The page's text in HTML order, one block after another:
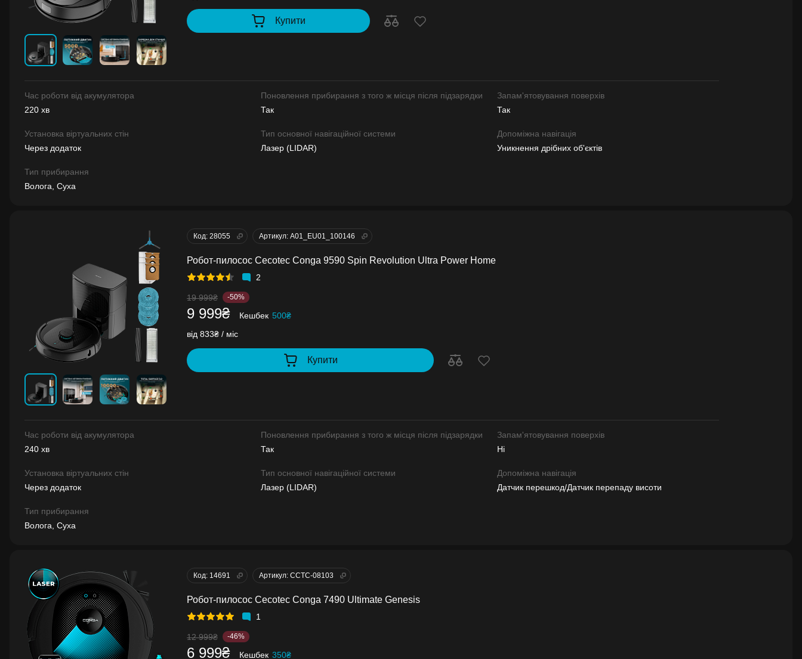
Купити
Час роботи від акумулятора
220 хв
Поновлення прибирання з того ж місця після підзарядки
Так
Запам'ятовування поверхів
Так
Установка віртуальних стін
Через додаток
Тип основної навігаційної системи
Лазер (LIDAR)
Допоміжна навігація
Уникнення дрібних об'єктів
Тип прибирання
Волога, Суха
Код: 28055 Артикул: A01_EU01_100146
Робот-пилосос Cecotec Conga 9590 Spin Revolution Ultra Power Home
2
19 999₴ -50%
9 999₴ Кешбек 500₴
від 833₴ / міс
Купити
Час роботи від акумулятора
240 хв
Поновлення прибирання з того ж місця після підзарядки
Так
Запам'ятовування поверхів
Ні
Установка віртуальних стін
Через додаток
Тип основної навігаційної системи
Лазер (LIDAR)
Допоміжна навігація
Датчик перешкод/Датчик перепаду висоти
Тип прибирання
Волога, Суха
Код: 14691 Артикул: CCTC-08103
Робот-пилосос Cecotec Conga 7490 Ultimate Genesis
1
12 999₴ -46%
6 999₴ Кешбек 350₴